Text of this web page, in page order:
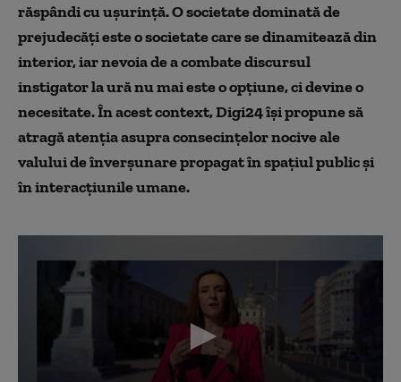
răspândi cu ușurință. O societate dominată de
prejudecăți este o societate care se dinamitează din
interior, iar nevoia de a combate discursul
instigator la ură nu mai este o opțiune, ci devine o
necesitate. În acest context, Digi24 își propune să
atragă atenția asupra consecințelor nocive ale
valului de înverșunare propagat în spațiul public și
în interacțiunile umane.